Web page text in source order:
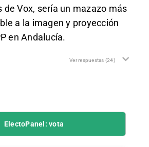
de Vox, sería un mazazo más
a la imagen y proyección
en Andalucía.
Ver respuestas (24)
ElectoPanel: vota